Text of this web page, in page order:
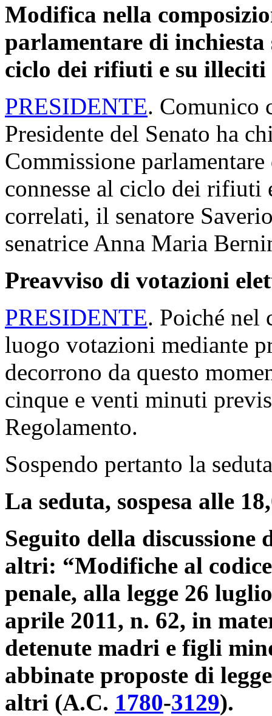
Modifica nella
parlamentare di
ciclo dei rifiuti e su illeciti
PRESIDENTE. Comunico
Presidente del Senato ha
Commissione
connesse al ciclo dei rifiuti
correlati, il senatore
senatrice Anna Maria
Preavviso di votazioni
PRESIDENTE. Poiché nel
luogo votazioni mediante
decorrono da questo
cinque e venti minuti
Regolamento.
Sospendo pertanto la
La seduta, sospesa alle
Seguito della discussione
altri: “Modifiche al
penale, alla legge 26
aprile 2011, n. 62, in
detenute madri e figli
abbinate proposte di
altri (A.C. 1780​-3129​).